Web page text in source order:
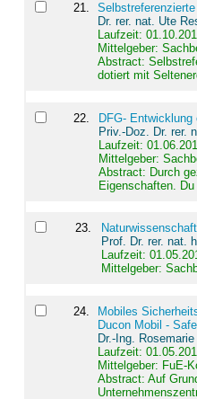
21.
Dr. rer. nat. Ute
Laufzeit:
Mittelgeber:
Abstract:
dotiert mit
22
DFG-
Priv.-Doz. Dr. rer.
Laufzeit:
Mittelgeber:
Abstract: Durch
Eigenschaften. Du
23.
Prof. Dr. rer. nat.
Laufzeit:
Mittelgeber:
24.
Mobiles
Ducon Mobil -
Dr.-Ing.
Laufzeit:
Mittelgeber: FuE-
Abstract:Auf